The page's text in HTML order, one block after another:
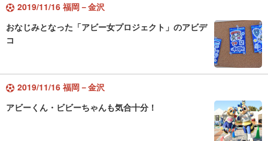
2019/11/16 福岡－金沢
おなじみとなった「アビー女プロジェクト」のアビデ
コ
2019/11/16 福岡－金沢
アビーくん・ビビーちゃんも気合十分！